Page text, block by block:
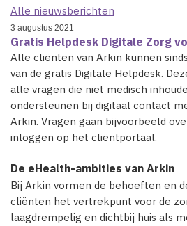
Alle nieuwsberichten
3 augustus 2021
Gratis Helpdesk Digitale Zorg
Alle cliënten van Arkin kunnen
van de gratis Digitale Helpdesk.
alle vragen die niet medisch
ondersteunen bij digitaal contact
Arkin. Vragen gaan bijvoorbeeld
inloggen op het cliëntportaal.
De eHealth-ambities van Arkin
Bij Arkin vormen de behoeften en
cliënten het vertrekpunt voor de
laagdrempelig en dichtbij huis als